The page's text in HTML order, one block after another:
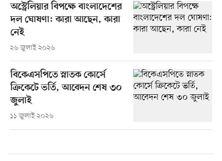
অস্ট্রেলিয়ার বিপক্ষে বাংলাদেশের
দল ঘোষণা: কারা আছেন, কারা
নেই
২৬ জুলাই ২০২৬
বিকেএসপিতে স্নাতক কোর্সে
ক্রিকেটে ভর্তি, আবেদন শেষ ৩০
জুলাই
১১ জুলাই ২০২৬